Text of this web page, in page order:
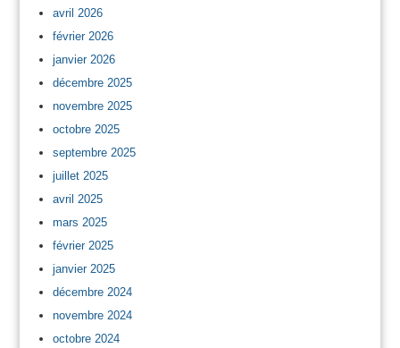
avril 2026
février 2026
janvier 2026
décembre 2025
novembre 2025
octobre 2025
septembre 2025
juillet 2025
avril 2025
mars 2025
février 2025
janvier 2025
décembre 2024
novembre 2024
octobre 2024